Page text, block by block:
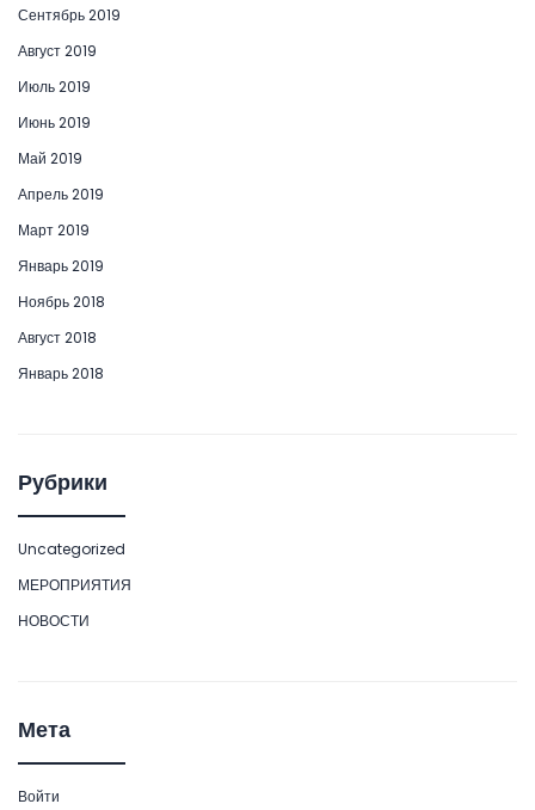
Сентябрь 2019
Август 2019
Июль 2019
Июнь 2019
Май 2019
Апрель 2019
Март 2019
Январь 2019
Ноябрь 2018
Август 2018
Январь 2018
Рубрики
Uncategorized
МЕРОПРИЯТИЯ
НОВОСТИ
Мета
Войти